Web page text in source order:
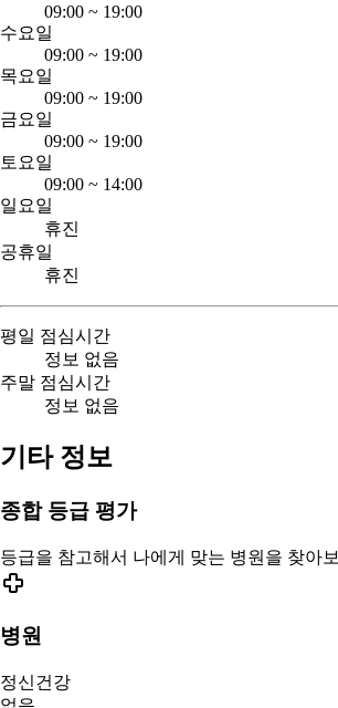
09:00 ~ 19:00
수요일
09:00 ~ 19:00
목요일
09:00 ~ 19:00
금요일
09:00 ~ 19:00
토요일
09:00 ~ 14:00
일요일
휴진
공휴일
휴진
평일 점심시간
정보 없음
주말 점심시간
정보 없음
기타 정보
종합 등급 평가
등급을 참고해서 나에게 맞는 병원을 찾아
병원
정신건강